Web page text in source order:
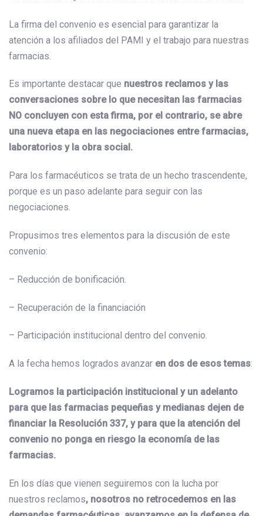
La firma del convenio es esencial para garantizar la
atención a los afiliados del PAMI y el trabajo para nuestras
farmacias.
Es importante destacar que nuestros reclamos y las
conversaciones sobre lo que necesitan las farmacias
NO concluyen con esta firma, por el contrario, se abre
una nueva etapa en las negociaciones entre farmacias,
laboratorios y la obra social.
Para los farmacéuticos se trata de un hecho trascendente,
porque es un paso adelante para seguir con las
negociaciones.
Propusimos tres elementos para la discusión de este
convenio:
– Reducción de bonificación.
– Recuperación de la financiación
– Participación institucional dentro del convenio.
A la fecha hemos logrados avanzar en dos de esos temas:
Logramos la participación institucional y un adelanto
para que las farmacias pequeñas y medianas dejen de
financiar la Resolución 337, y para que la atención del
convenio no ponga en riesgo la economía de las
farmacias.
En los días que vienen seguiremos con la lucha por
nuestros reclamos, nosotros no retrocedemos en las